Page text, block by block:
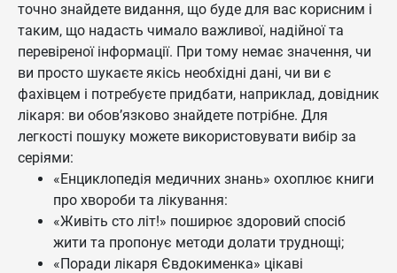
точно знайдете видання, що буде для вас корисним і
таким, що надасть чимало важливої, надійної та
перевіреної інформації. При тому немає значення, чи
ви просто шукаєте якісь необхідні дані, чи ви є
фахівцем і потребуєте придбати, наприклад, довідник
лікаря: ви обов’язково знайдете потрібне. Для
легкості пошуку можете використовувати вибір за
серіями:
«Енциклопедія медичних знань» охоплює книги
про хвороби та лікування:
«Живіть сто літ!» поширює здоровий спосіб
жити та пропонує методи долати труднощі;
«Поради лікаря Євдокименка» цікаві